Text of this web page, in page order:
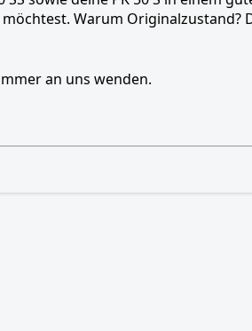
Warum Originalzustand?
an uns wenden.